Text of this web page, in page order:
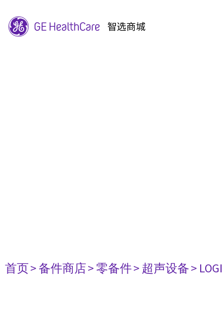
首页> 备件商店> 零备件> 超声设备>